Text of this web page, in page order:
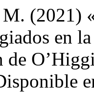
M. (2021)
en
de